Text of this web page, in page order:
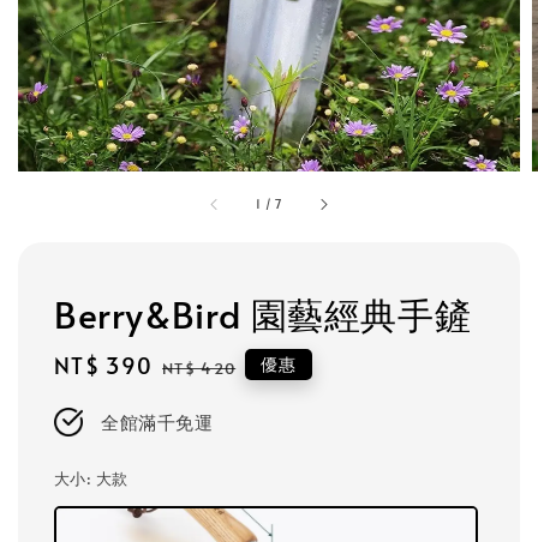
1 /7
Berry&Bird 園藝經典手鏟
Sale
NT$ 390 Regular
NT$ 420 優惠
全館滿千免運
大小: 大款